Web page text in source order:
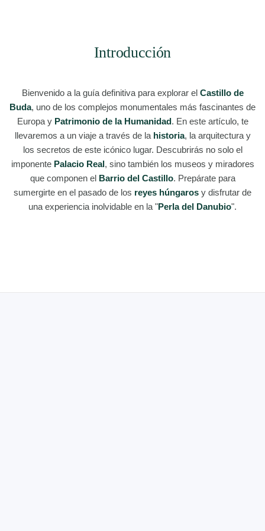
Introducción
Bienvenido a la guía definitiva para explorar el Castillo de
Buda, uno de los complejos monumentales más fascinantes de
Europa y Patrimonio de la Humanidad. En este artículo, te
llevaremos a un viaje a través de la historia, la arquitectura y
los secretos de este icónico lugar. Descubrirás no solo el
imponente Palacio Real, sino también los museos y miradores
que componen el Barrio del Castillo. Prepárate para
sumergirte en el pasado de los reyes húngaros y disfrutar de
una experiencia inolvidable en la "Perla del Danubio".